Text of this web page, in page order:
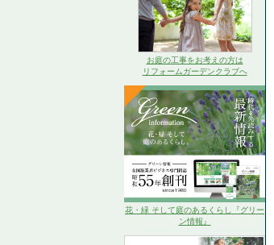
お庭の工事をお考えの方は
リフォームガーデンクラブへ
花・緑 そして庭のあるくらし『グリー
ン情報』